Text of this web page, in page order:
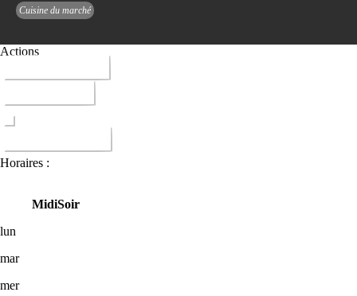
Cuisine du marché
Actions
Horaires :
MidiSoir
lun
mar
mer